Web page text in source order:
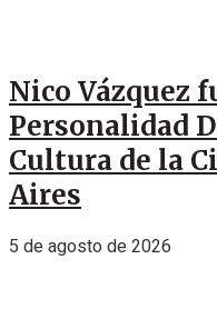
Nico Vázquez
Personalidad
Cultura de la
Aires
5 de agosto de 2026